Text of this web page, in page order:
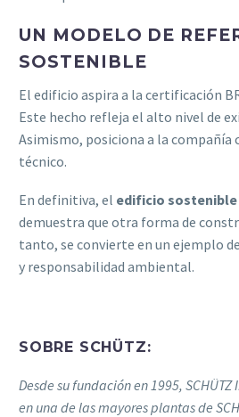
UN MODELO DE
SOSTENIBLE
El edificio aspira a la certificación
Este hecho refleja el alto nivel de
Asimismo, posiciona a la compañía
técnico.
En definitiva, el edificio sostenible
demuestra que otra forma de
tanto, se convierte en un ejemplo
y responsabilidad ambiental.
SOBRE SCHÜTZ:
Desde su fundación en 1995,
en una de las mayores plantas de